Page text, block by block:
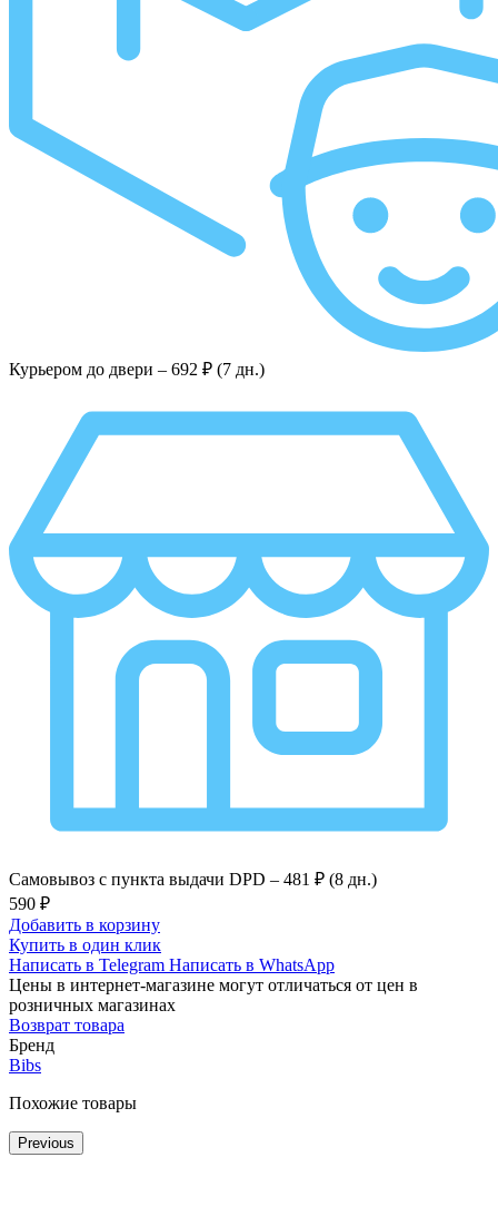
Курьером до двери – 692 ₽ (7 дн.)
Самовывоз с пункта выдачи DPD – 481 ₽ (8 дн.)
590 ₽
Добавить в корзину
Купить в один клик
Написать в Telegram Написать в WhatsApp
Цены в интернет-магазине могут отличаться от цен в
розничных магазинах
Возврат товара
Бренд
Bibs
Похожие товары
Previous